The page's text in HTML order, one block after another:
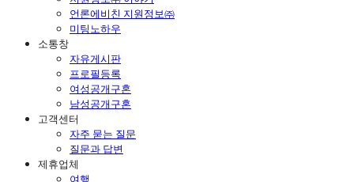
언론에비친 지원정보㈜
미팅노하우
소통창
자유게시판
프로필등록
여성공개구혼
남성공개구혼
고객센터
자주 묻는 질문
질문과 답변
제휴업체
여행